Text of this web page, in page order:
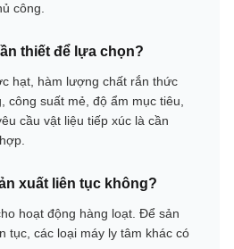
công.
thiết để lựa chọn?
hạt, hàm lượng chất rắn thức
công suất mẻ, độ ẩm mục tiêu,
cầu vật liệu tiếp xúc là cần
xuất liên tục không?
hoạt động hàng loạt. Để sản
tục, các loại máy ly tâm khác có